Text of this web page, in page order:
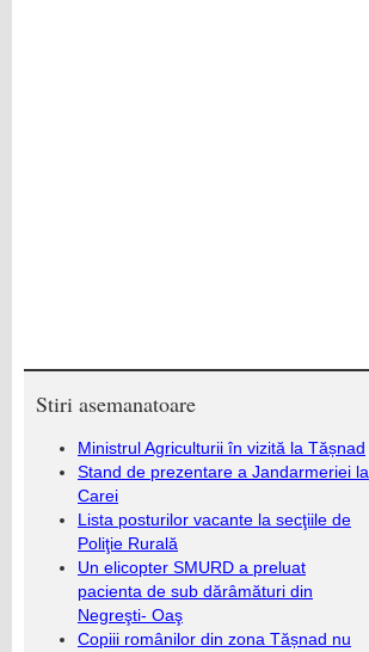
Stiri asemanatoare
Ministrul Agriculturii în vizită la Tășnad
Stand de prezentare a Jandarmeriei la
Carei
Lista posturilor vacante la secţiile de
Poliţie Rurală
Un elicopter SMURD a preluat
pacienta de sub dărâmături din
Negreşti- Oaş
Copiii românilor din zona Tășnad nu